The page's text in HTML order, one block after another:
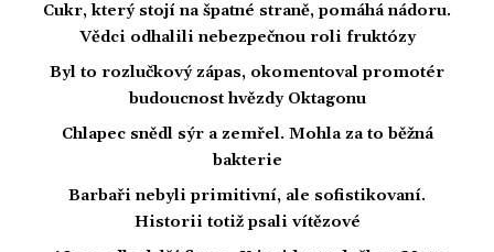
Cukr, který stojí na špatné straně, pomáhá nádoru.
Vědci odhalili nebezpečnou roli fruktózy
Byl to rozlučkový zápas, okomentoval promotér
budoucnost hvězdy Oktagonu
Chlapec snědl sýr a zemřel. Mohla za to běžná
bakterie
Barbaři nebyli primitivní, ale sofistikovaní.
Historii totiž psali vítězové